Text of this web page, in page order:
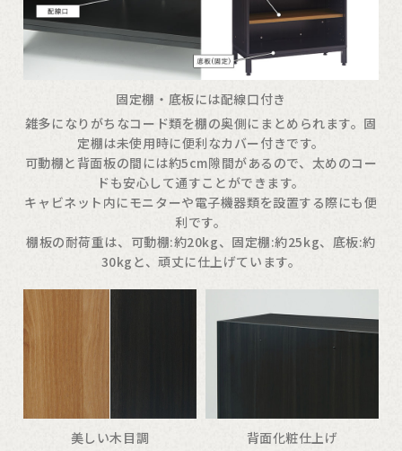
固定棚・底板には配線口付き
雑多になりがちなコード類を棚の奥側にまとめられます。固
定棚は未使用時に便利なカバー付きです。
可動棚と背面板の間には約5cm隙間があるので、太めのコー
ドも安心して通すことができます。
キャビネット内にモニターや電子機器類を設置する際にも便
利です。
棚板の耐荷重は、可動棚:約20kg、固定棚:約25kg、底板:約
30kgと、頑丈に仕上げています。
美しい木目調
背面化粧仕上げ